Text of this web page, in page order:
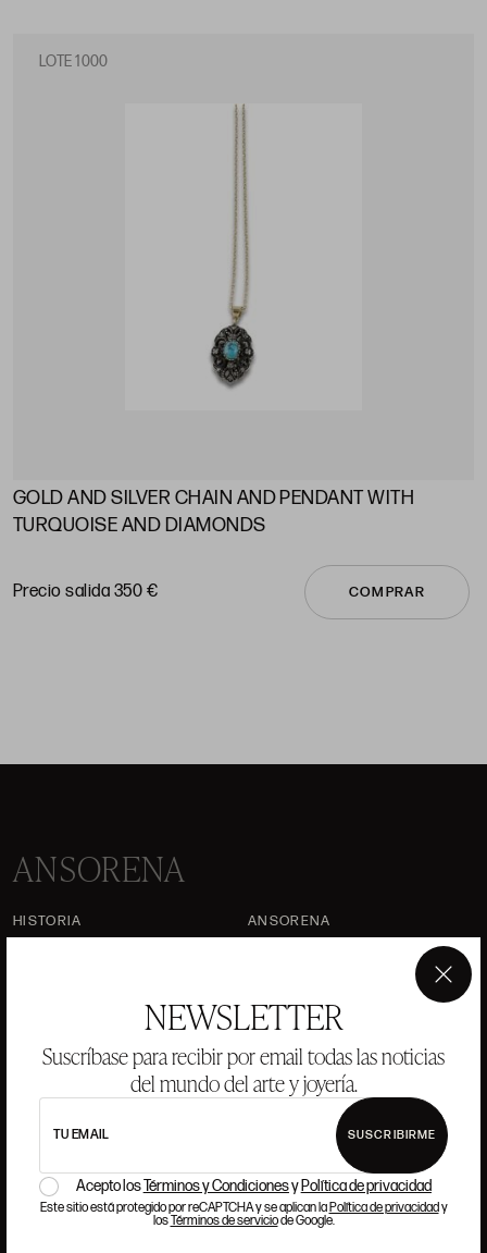
NEWSLETTER
Suscríbase para recibir por email todas las noticias
del mundo del arte y joyería.
TU EMAIL SUSCRIBIRME
Acepto losTérminos y Condicionesy Política de privacidad
Este sitio está protegido por reCAPTCHA y se aplican laPolítica de privacidady
losTérminos de serviciode Google.
×
LOTE 1000
GOLD AND SILVER CHAIN ​​AND PENDANT WITH
TURQUOISE AND DIAMONDS
Precio salida 350 € COMPRAR
ANSORENA
HISTORIA
ANSORENA
VALORACIONES
PREGUNTAS FRECUENTES
CONTACTO
DÓNDE ESTAMOS